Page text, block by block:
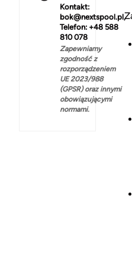
Kontakt:
bok@nextspool.pl,
Telefon: +48 588
810 078
Zapewniamy
zgodność z
rozporządzeniem
UE 2023/988
(GPSR) oraz innymi
obowiązującymi
normami.